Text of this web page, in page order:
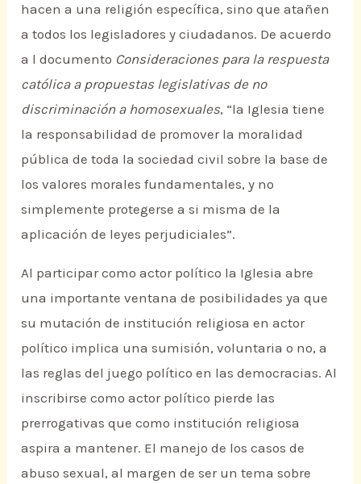
hacen a una religión específica, sino que atañen
a todos los legisladores y ciudadanos. De acuerdo
a l documento Consideraciones para la respuesta
católica a propuestas legislativas de no
discriminación a homosexuales, “la Iglesia tiene
la responsabilidad de promover la moralidad
pública de toda la sociedad civil sobre la base de
los valores morales fundamentales, y no
simplemente protegerse a si misma de la
aplicación de leyes perjudiciales”.
Al participar como actor político la Iglesia abre
una importante ventana de posibilidades ya que
su mutación de institución religiosa en actor
político implica una sumisión, voluntaria o no, a
las reglas del juego político en las democracias. Al
inscribirse como actor político pierde las
prerrogativas que como institución religiosa
aspira a mantener. El manejo de los casos de
abuso sexual, al margen de ser un tema sobre